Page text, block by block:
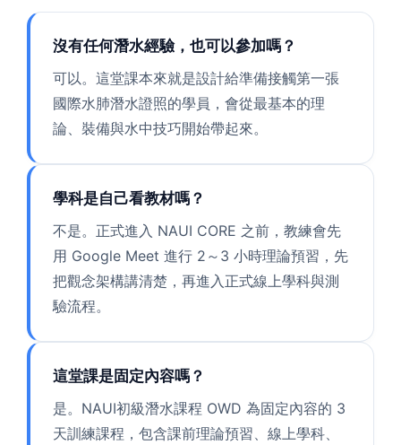
沒有任何潛水經驗，也可以參加嗎？
可以。這堂課本來就是設計給準備接觸第一張
國際水肺潛水證照的學員，會從最基本的理
論、裝備與水中技巧開始帶起來。
學科是自己看教材嗎？
不是。正式進入 NAUI CORE 之前，教練會先
用 Google Meet 進行 2～3 小時理論預習，先
把觀念架構講清楚，再進入正式線上學科與測
驗流程。
這堂課是固定內容嗎？
是。NAUI初級潛水課程 OWD 為固定內容的 3
天訓練課程，包含課前理論預習、線上學科、